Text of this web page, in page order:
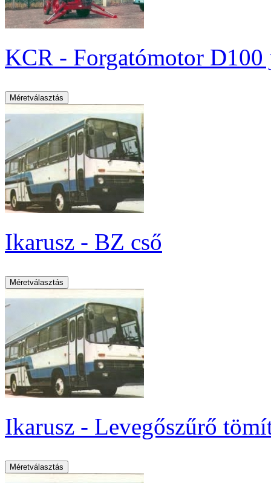
KCR - Forgatómotor D100
Ikarusz - BZ cső
Ikarusz - Levegőszűrő